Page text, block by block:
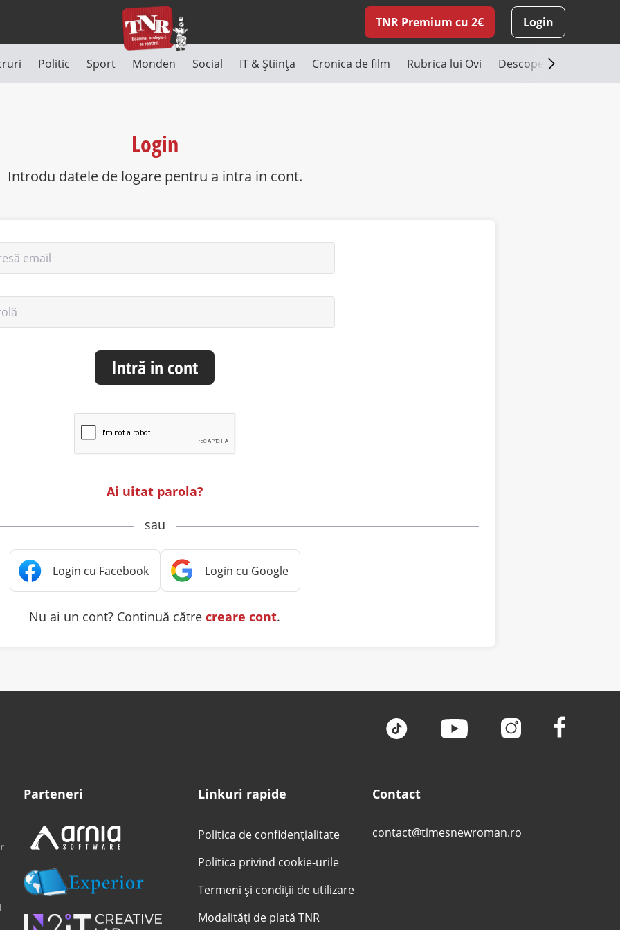
TNR Premium cu 2€ Login
Politic Sport Monden Social IT & Știința Cronica de film Rubrica lui Ovi Descoperă România
Login
Introdu datele de logare pentru a intra in cont.
email
Intră in cont
Ai uitat parola?
sau
Nu ai un cont? Continuă cătrecreare cont.
Parteneri Linkuri rapide
Politica de confidențialitate
Politica privind cookie-urile
Termeni și condiții de utilizare
Modalități de plată TNR
Contact
contact@timesnewroman.ro